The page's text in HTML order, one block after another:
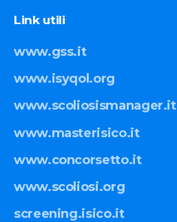
Link utili
www.gss.it
www.isyqol.org
www.scoliosismanager.it
www.masterisico.it
www.concorsetto.it
www.scoliosi.org
screening.isico.it